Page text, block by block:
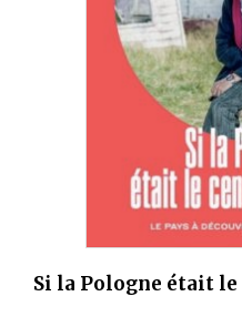
Si la Pologne était le